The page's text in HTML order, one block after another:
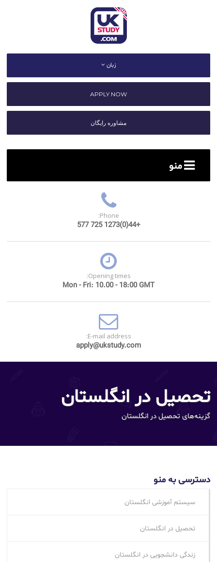
زبان
APPLY NOW
مشاوره رایگان
منو
Phone:
+44(0)1273 725 577
Opening times:
Mon - Fri: 10.00 - 18:00 GMT
E-mail address:
apply@ukstudy.com
تحصیل در انگلستان
گزینه‌های تحصیل در انگلستان
دسترسی به منو
سیستم آموزشی انگلستان
تحصیل در انگلستان
زندگی دانشجویی در انگلستان